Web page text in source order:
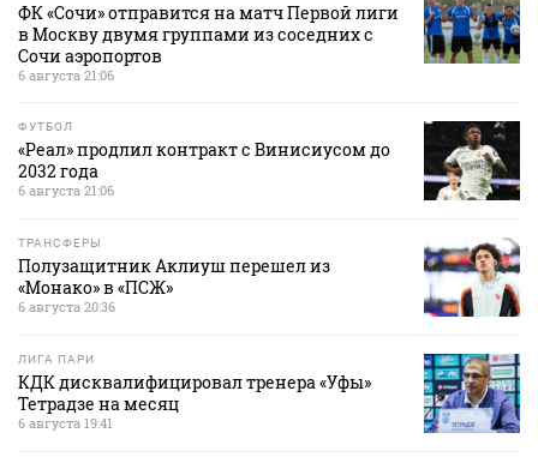
ФК «Сочи» отправится на матч Первой лиги
в Москву двумя группами из соседних с
Сочи аэропортов
6 августа 21:06
ФУТБОЛ
«Реал» продлил контракт с Винисиусом до
2032 года
6 августа 21:06
ТРАНСФЕРЫ
Полузащитник Аклиуш перешел из
«Монако» в «ПСЖ»
6 августа 20:36
ЛИГА ПАРИ
КДК дисквалифицировал тренера «Уфы»
Тетрадзе на месяц
6 августа 19:41